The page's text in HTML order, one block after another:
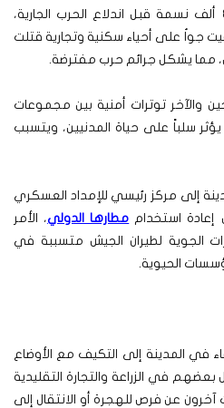
التي كان يقطنها أكثر من 800 ألف نسمة قبل اندلاع الحرب الجارية،
جواُ على أحياء سكنية وتجارية قتلت
مما يشكل جرائم حرب مفترضة.
والآخر توترات أمنية بين مجموعات
سلباً على حياة المدنيين، ويتسبب
إلى مركز رئيسي للإمداد العسكري
إعادة استخدام مطارها الدولي، الأمر
الجوية لطيران الجيش متسببة في
الحيوية.
في المدينة إلى التكيف مع الأوضاع
في الزراعة والتجارة التقليدية
آخرون عن فرص للهجرة أو الانتقال إلى